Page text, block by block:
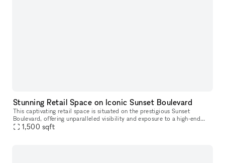
Stunning Retail Space on Iconic Sunset Boulevard
This captivating retail space is situated on the prestigious Sunset
Boulevard, offering unparalleled visibility and exposure to a high-end
1,500 sqft